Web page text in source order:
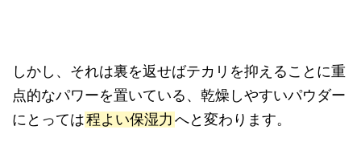
しかし、それは裏を返せばテカリを抑えることに重
点的なパワーを置いている、乾燥しやすいパウダー
にとっては程よい保湿力 へと変わります。